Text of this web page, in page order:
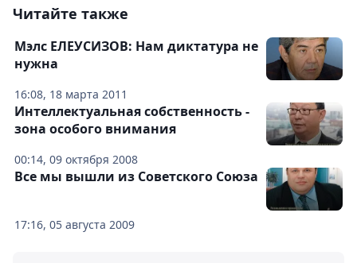
Читайте также
16:08, 18 марта 2011
Мэлс ЕЛЕУСИЗОВ: Нам диктатура не
нужна
00:14, 09 октября 2008
Интеллектуальная собственность -
зона особого внимания
17:16, 05 августа 2009
Все мы вышли из Советского Союза